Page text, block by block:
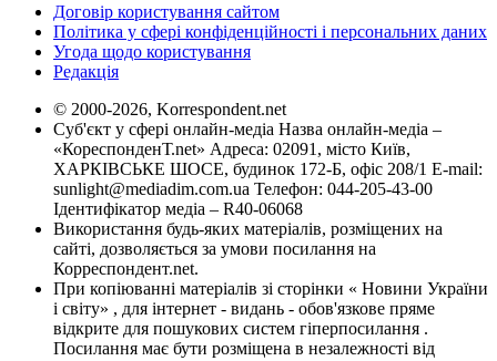
Договір користування сайтом
Політика у сфері конфіденційності і персональних даних
Угода щодо користування
Редакція
© 2000-2026, Korrespondent.net
Суб'єкт у сфері онлайн-медіа Назва онлайн-медіа –
«КореспонденТ.net» Адреса: 02091, місто Київ,
ХАРКІВСЬКЕ ШОСЕ, будинок 172-Б, офіс 208/1 E-mail:
sunlight@mediadim.com.ua Телефон: 044-205-43-00
Ідентифікатор медіа – R40-06068
Використання будь-яких матеріалів, розміщених на
сайті, дозволяється за умови посилання на
Корреспондент.net.
При копіюванні матеріалів зі сторінки « Новини України
і світу» , для інтернет - видань - обов'язкове пряме
відкрите для пошукових систем гіперпосилання .
Посилання має бути розміщена в незалежності від